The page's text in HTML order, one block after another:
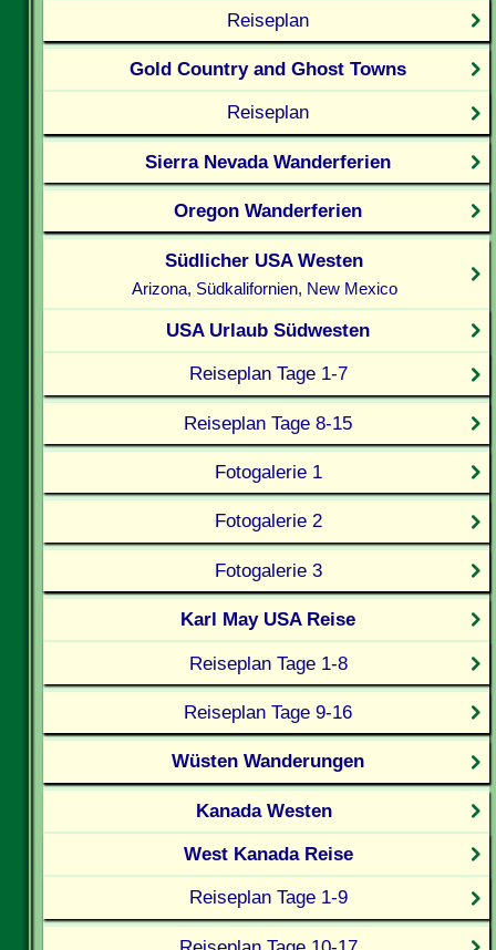
Reiseplan
Gold Country and Ghost Towns
Reiseplan
Sierra Nevada Wanderferien
Oregon Wanderferien
Südlicher USA Westen
Arizona, Südkalifornien, New Mexico
USA Urlaub Südwesten
Reiseplan Tage 1-7
Reiseplan Tage 8-15
Fotogalerie 1
Fotogalerie 2
Fotogalerie 3
Karl May USA Reise
Reiseplan Tage 1-8
Reiseplan Tage 9-16
Wüsten Wanderungen
Kanada Westen
West Kanada Reise
Reiseplan Tage 1-9